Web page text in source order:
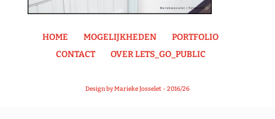
HOME MOGELIJKHEDEN
PORTFOLIO
CONTACT
OVER LETS_GO_PUBLIC
Design by Marieke Josselet - 2016/26